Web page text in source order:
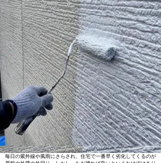
毎日の紫外線や風雨にさらされ、住宅で一番早く劣化してくるのが